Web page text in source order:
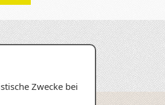
Zwecke bei